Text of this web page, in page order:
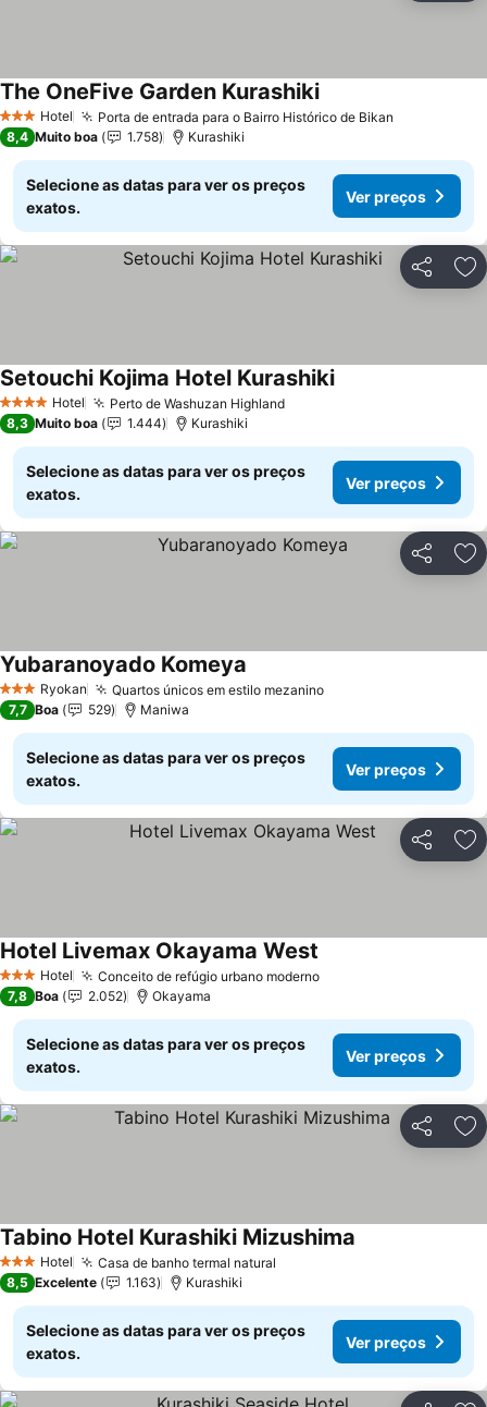
3 EstrelasHotel Porta de entrada para o Bairro Histórico de Bikan
The OneFive Garden KurashikiVer preços
8,4 Muito boa 1.758 Kurashiki
Selecione as datas para ver os preços
exatos.
Ver preços
Partilhar
4 EstrelasHotel Perto de Washuzan HighlandVer preços
Setouchi Kojima Hotel KurashikiVer preços
8,3 Muito boa 1.444 Kurashiki
Selecione as datas para ver os preços
exatos.
Ver preços
Partilhar
3 EstrelasRyokan Quartos únicos em estilo mezaninoVer preços
Yubaranoyado Komeya
7,7 Boa 529 Maniwa
Selecione as datas para ver os preços
exatos.
Ver preços
Partilhar
3 EstrelasHotel Conceito de refúgio urbano modernoVer preços
Hotel Livemax Okayama West
7,8 Boa 2.052 Okayama
Selecione as datas para ver os preços
exatos.
Ver preços
Partilhar
3 EstrelasHotel Casa de banho termal natural
Tabino Hotel Kurashiki Mizushima
8,5 Excelente 1.163 Kurashiki
Selecione as datas para ver os preços
exatos.
Ver preços